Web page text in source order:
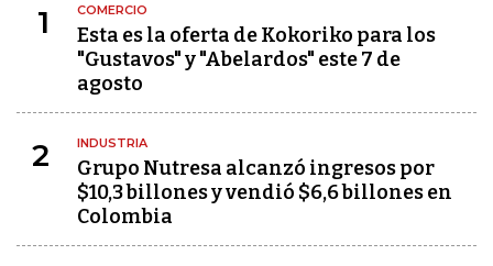
1 COMERCIO
Esta es la oferta de Kokoriko para los
"Gustavos" y "Abelardos" este 7 de
agosto
2 INDUSTRIA
Grupo Nutresa alcanzó ingresos por
$10,3 billones y vendió $6,6 billones en
Colombia